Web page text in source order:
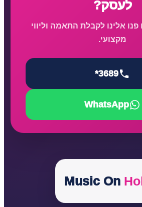
לעסק?
פנו אלינו לקבלת התאמה וליווי
מקצועי.
*3689
WhatsApp
Music On